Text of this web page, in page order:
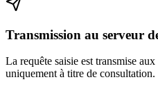
Transmission au serveur
La requête saisie est transmise
uniquement à titre de consultation.